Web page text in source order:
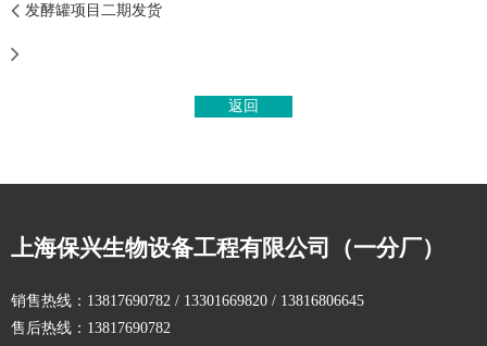
发酵罐项目二期发货
返回
上海保兴生物设备工程有限公司（一分厂）
销售热线：13817690782 / 13301669820 / 13816806645
售后热线：13817690782